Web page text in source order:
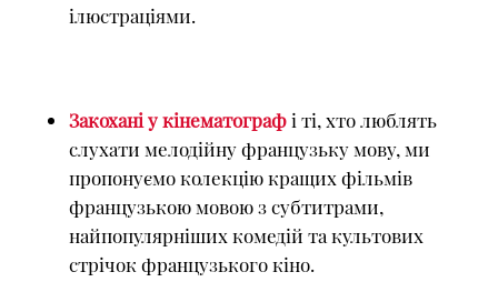
ілюстраціями.
Закохані у кінематографі ті, хто люблять
слухати мелодійну французьку мову, ми
пропонуємо колекцію кращих фільмів
французькою мовою з субтитрами,
найпопулярніших комедій та культових
стрічок французького кіно.